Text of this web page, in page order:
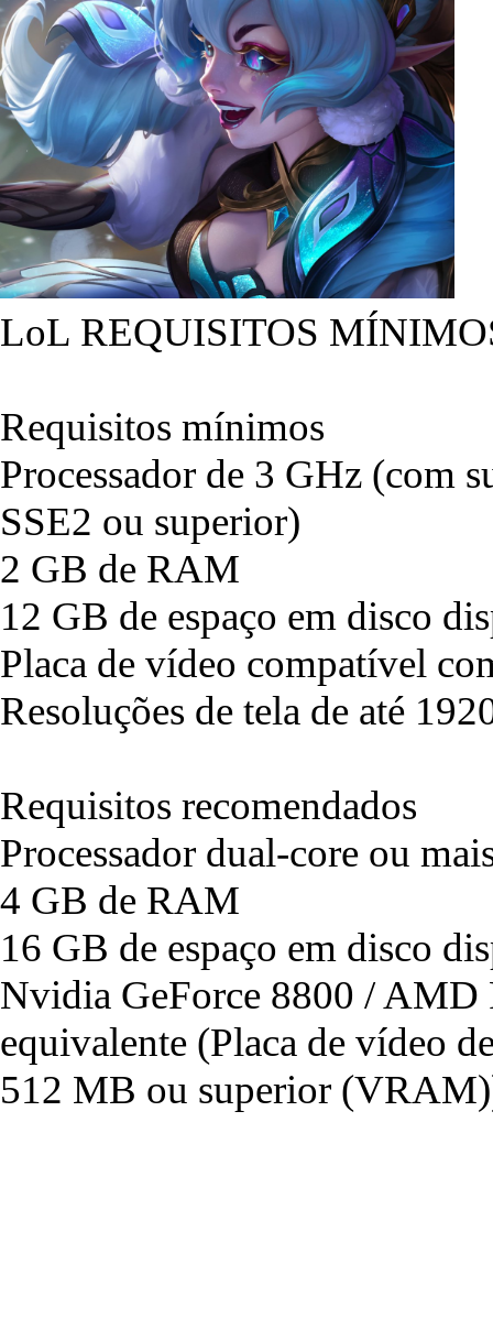
LoL REQUISITOS
Requisitos mínimos
Processador de 3 GHz (com
SSE2 ou superior)
2 GB de RAM
12 GB de espaço em disco
Placa de vídeo compatível
Resoluções de tela de até
Requisitos recomendados
Processador dual-core ou
4 GB de RAM
16 GB de espaço em disco
Nvidia GeForce 8800 / AMD
equivalente (Placa de vídeo
512 MB ou superior